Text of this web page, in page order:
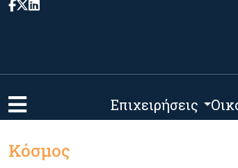
Επιχειρήσεις
Κόσμος